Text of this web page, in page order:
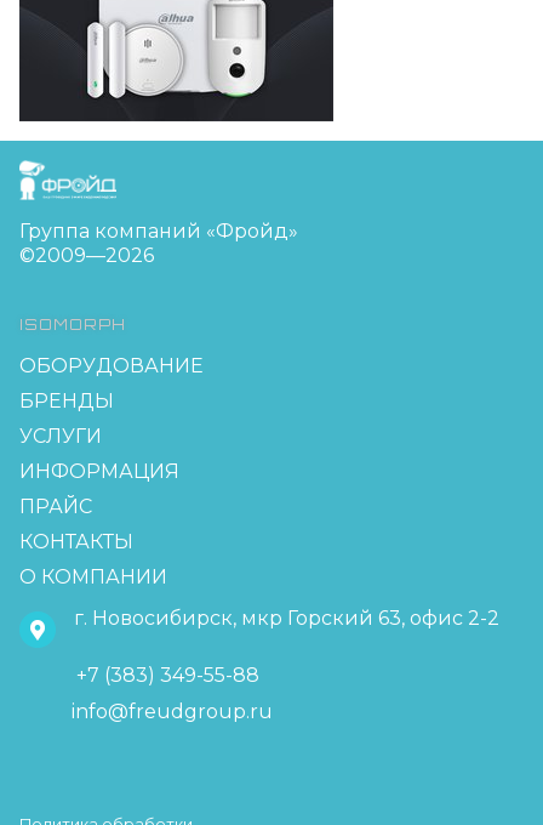
FreudGroup
Группа компаний «Фройд»
©2009—2026
ISOMORPH
ОБОРУДОВАНИЕ
БРЕНДЫ
УСЛУГИ
ИНФОРМАЦИЯ
ПРАЙС
КОНТАКТЫ
О КОМПАНИИ
г. Новосибирск, мкр Горский 63, офис 2-2
+7 (383) 349-55-88
info@freudgroup.ru